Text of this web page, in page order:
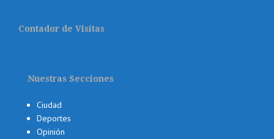
Contador de Visitas
Nuestras Secciones
Ciudad
Deportes
Opinión